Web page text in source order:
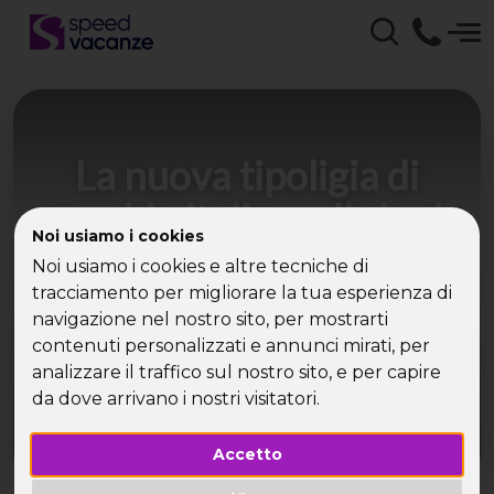
Noi usiamo i cookies
Noi usiamo i cookies e altre tecniche di
tracciamento per migliorare la tua esperienza di
navigazione nel nostro sito, per mostrarti
contenuti personalizzati e annunci mirati, per
analizzare il traffico sul nostro sito, e per capire
da dove arrivano i nostri visitatori.
Accetto
maschio italiano: il single
casalingo
L’uomo single ama cucinare, con una
percentuale del 37% ma non sopporta il compito
di rifare il letto